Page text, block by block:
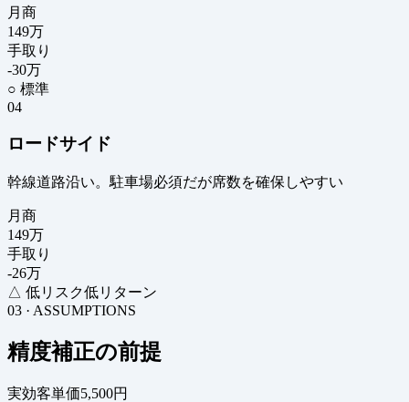
月商
149万
手取り
-30万
○ 標準
04
ロードサイド
幹線道路沿い。駐車場必須だが席数を確保しやすい
月商
149万
手取り
-26万
△ 低リスク低リターン
03 · ASSUMPTIONS
精度補正の前提
実効客単価5,500円